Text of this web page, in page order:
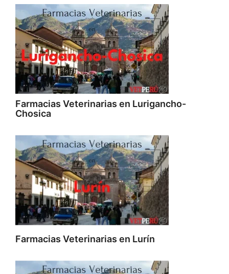
Farmacias Veterinarias en Lurigancho-
Chosica
Farmacias Veterinarias en Lurín